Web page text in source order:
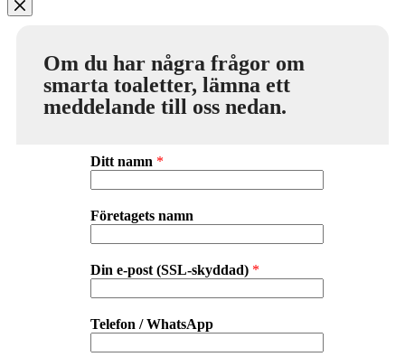
Om du har några frågor om
smarta toaletter, lämna ett
meddelande till oss nedan.
Ditt namn *
Företagets namn
Din e-post (SSL-skyddad) *
Telefon / WhatsApp